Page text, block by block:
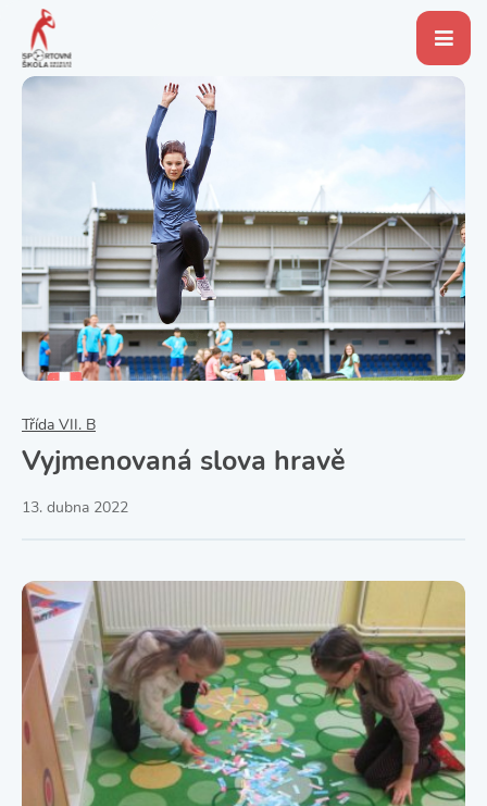
Třída VII. B
Vyjmenovaná slova hravě
13. dubna 2022